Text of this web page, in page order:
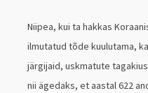
Niipea, kui ta hakkas
ilmutatud tõde kuulutama,
järgijaid, uskmatute
nii ägedaks, et aastal 622